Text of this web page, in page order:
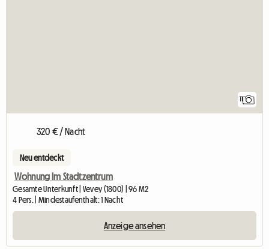
320 € / Nacht
Neu entdeckt
Wohnung Im Stadtzentrum
Gesamte Unterkunft | Vevey (1800) | 96 M2
4 Pers. | Mindestaufenthalt: 1 Nacht
Anzeige ansehen